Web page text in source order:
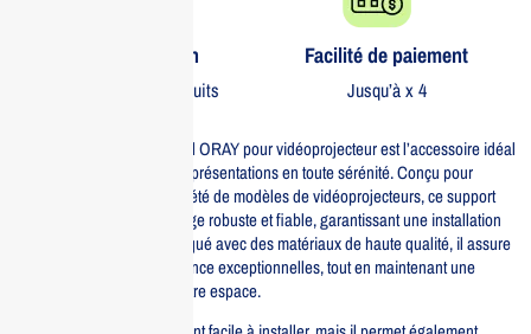
Garantie 1 an
Sur tous nos produits
Facilité de paiement
Jusqu’à x 4
Le support plafond universel ORAY pour vidéoprojecteur est l’accessoire idéal
pour profiter de vos films et présentations en toute sérénité. Conçu pour
s’adapter à une grande variété de modèles de vidéoprojecteurs, ce support
offre une solution de montage robuste et fiable, garantissant une installation
sécurisée au plafond. Fabriqué avec des matériaux de haute qualité, il assure
une durabilité et une résistance exceptionnelles, tout en maintenant une
esthétique soignée dans votre espace.